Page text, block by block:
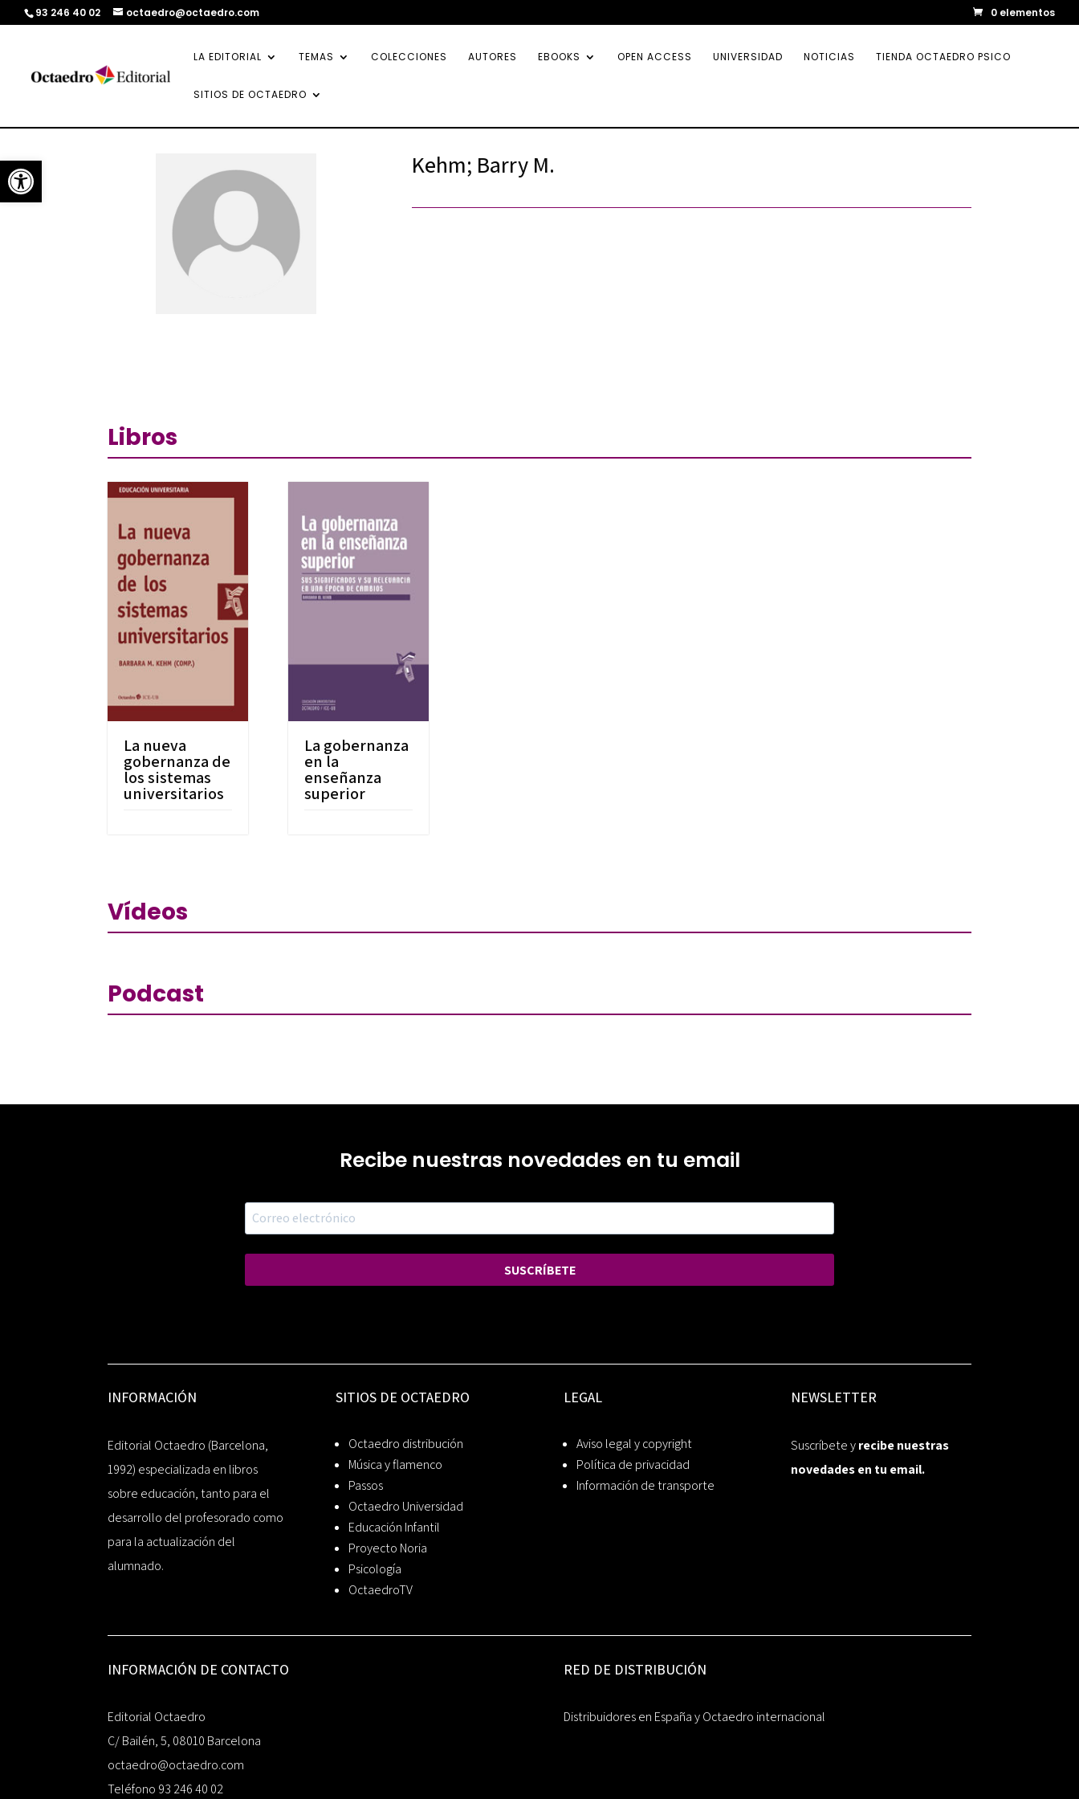
Abrir barra de herramientas
93 246 40 02 octaedro@octaedro.com 0 elementos
LA EDITORIAL TEMAS COLECCIONES AUTORES EBOOKS OPEN ACCESS UNIVERSIDAD NOTICIAS TIENDA OCTAEDRO PSICO
SITIOS DE OCTAEDRO
Kehm; Barry M.
Libros
La nueva
gobernanza de
los sistemas
universitarios
La gobernanza
en la
enseñanza
superior
Vídeos
Podcast
Recibe nuestras novedades en tu email
SUSCRÍBETE
INFORMACIÓN
Editorial Octaedro (Barcelona,
1992) especializada en libros
sobre educación, tanto para el
desarrollo del profesorado como
para la actualización del
alumnado.
SITIOS DE OCTAEDRO
Octaedro distribución
Música y flamenco
Passos
Octaedro Universidad
Educación Infantil
Proyecto Noria
Psicología
OctaedroTV
LEGAL
Aviso legal y copyright
Política de privacidad
Información de transporte
NEWSLETTER
Suscríbete yrecibe nuestras
novedades en tu email.
INFORMACIÓN DE CONTACTO
Editorial Octaedro
C/ Bailén, 5, 08010 Barcelona
octaedro@octaedro.com
Teléfono 93 246 40 02
RED DE DISTRIBUCIÓN
Distribuidores en España y Octaedro internacional